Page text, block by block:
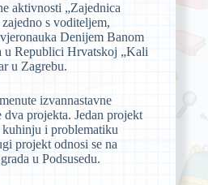
aktivnosti „Zajednica
s voditeljem,
Denijem Banom
u Republici Hrvatskoj „Kali
u Zagrebu.
izvannastavne
projekta. Jedan projekt
kuhinju i problematiku
projekt odnosi se na
u Podsusedu.